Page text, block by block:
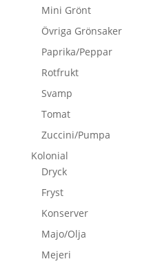
Mini Grönt
Övriga Grönsaker
Paprika/Peppar
Rotfrukt
Svamp
Tomat
Zuccini/Pumpa
Kolonial
Dryck
Fryst
Konserver
Majo/Olja
Mejeri